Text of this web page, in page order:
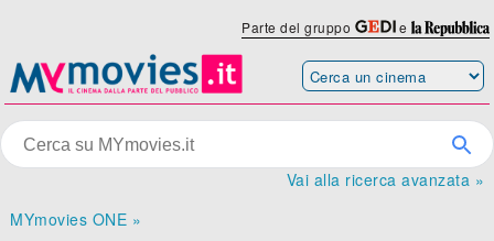
Parte del gruppo e
Vai alla ricerca avanzata »
MYmovies ONE »